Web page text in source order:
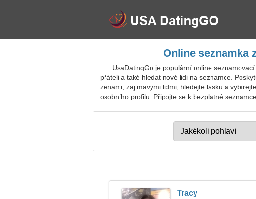
Online seznamka
UsaDatingGo je populární online
přáteli a také hledat nové lidi na seznamce.
ženami, zajímavými lidmi, hledejte lásku a
osobního profilu. Připojte se k bezplatné
Tracy